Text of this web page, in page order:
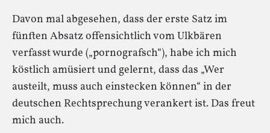
Davon mal abgesehen, dass der erste Satz im
fünften Absatz offensichtlich vom Ulkbären
verfasst wurde („pornografsch“), habe ich mich
köstlich amüsiert und gelernt, dass das „Wer
austeilt, muss auch einstecken können“ in der
deutschen Rechtsprechung verankert ist. Das freut
mich auch.